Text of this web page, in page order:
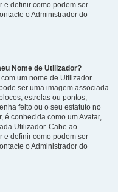
e definir como podem ser
o Administrador do
Nome de Utilizador?
um nome de Utilizador
ser uma imagem associada
estrelas ou pontos,
feito ou o seu estatuto no
é conhecida como um Avatar,
Utilizador. Cabe ao
e definir como podem ser
o Administrador do